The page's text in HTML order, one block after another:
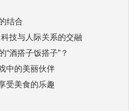
结合
技与人际关系的交融
“酒搭子饭搭子”？
中的美丽伙伴
受美食的乐趣